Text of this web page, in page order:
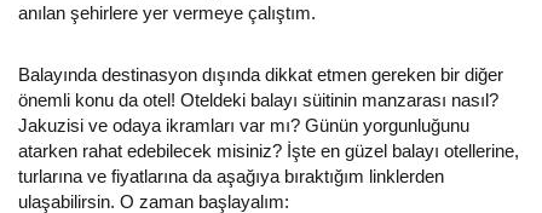
anılan şehirlere yer vermeye çalıştım.
Balayında destinasyon dışında dikkat etmen gereken bir diğer
önemli konu da otel! Oteldeki balayı süitinin manzarası nasıl?
Jakuzisi ve odaya ikramları var mı? Günün yorgunluğunu
atarken rahat edebilecek misiniz? İşte en güzel balayı otellerine,
turlarına ve fiyatlarına da aşağıya bıraktığım linklerden
ulaşabilirsin. O zaman başlayalım: